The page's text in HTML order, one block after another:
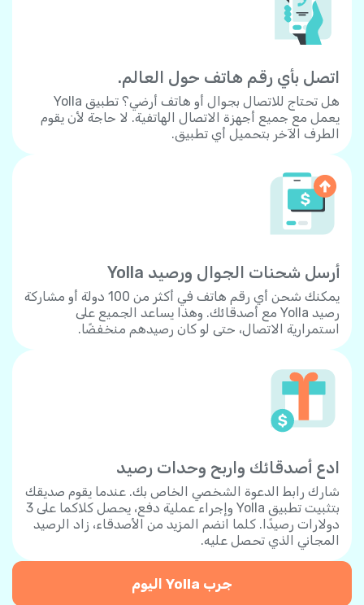
اتصل بأي رقم هاتف حول العالم.
هل تحتاج للاتصال بجوال أو هاتف أرضي؟ تطبيق Yolla
يعمل مع جميع أجهزة الاتصال الهاتفية. لا حاجة لأن يقوم
الطرف الآخر بتحميل أي تطبيق.
أرسل شحنات الجوال ورصيد Yolla
يمكنك شحن أي رقم هاتف في أكثر من 100 دولة أو مشاركة
رصيد Yolla مع أصدقائك. وهذا يساعد الجميع على
استمرارية الاتصال، حتى لو كان رصيدهم منخفضًا.
ادع أصدقائك واربح وحدات رصيد
شارك رابط الدعوة الشخصي الخاص بك. عندما يقوم صديقك
بتثبيت تطبيق Yolla وإجراء عملية دفع، يحصل كلاكما على 3
دولارات رصيدًا. كلما انضم المزيد من الأصدقاء، زاد الرصيد
المجاني الذي تحصل عليه.
جرب Yolla اليوم